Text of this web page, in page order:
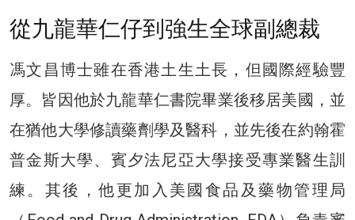
從九龍華仁仔到強生全球副總裁
馮文昌博士雖在香港土生土長，但國際經驗豐
厚。皆因他於九龍華仁書院畢業後移居美國，並
在猶他大學修讀藥劑學及醫科，並先後在約翰霍
普金斯大學、賓夕法尼亞大學接受專業醫生訓
練。其後，他更加入美國食品及藥物管理局